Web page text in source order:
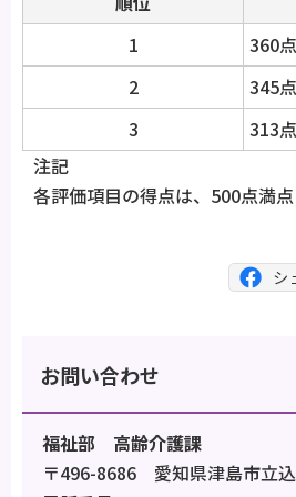
1
360点
2
345点
3
313点
注記
各評価項目の得点は、500点満点
お問い合わせ
福祉部 高齢介護課
〒496-8686 愛知県津島市立